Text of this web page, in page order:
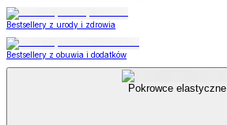
Bestsellery z urody i zdrowia
Bestsellery z obuwia i dodatków
Pokrowce elastyczne